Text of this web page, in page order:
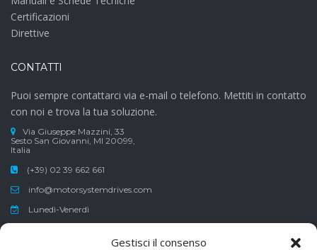
Gestisci il consenso
Certificazioni
Direttive
CONTATTI
Puoi sempre contattarci via e-mail o telefono. Mettiti in contatto
con noi e trova la tua soluzione.
Via Giuseppe Mazzini, 33
Sesto San Giovanni, MI 20099,
Italia
(+39) 02 39 662 661
info@motorsystemdrives.com
Lunedì-Venerdì